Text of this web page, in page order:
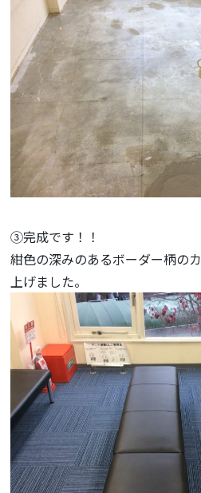
③完成です！！
紺色の深みのあるボーダー柄の
上げました。